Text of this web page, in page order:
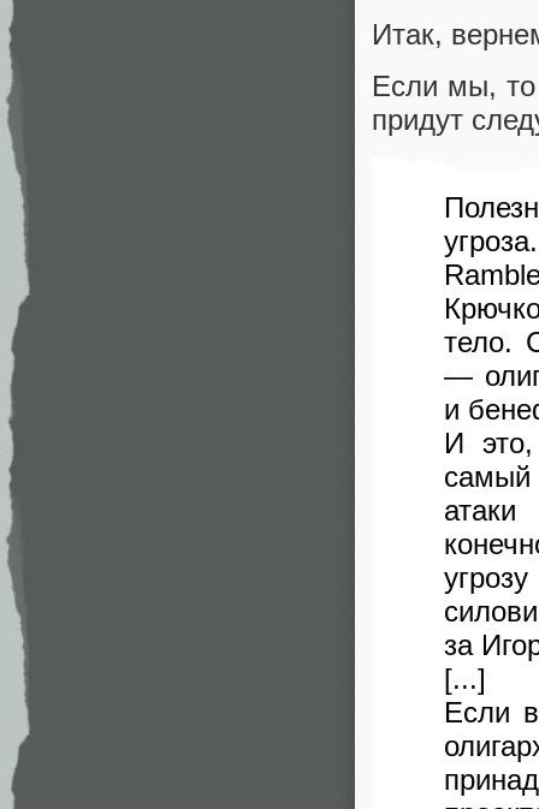
Итак,
Если мы, то
придут
тело.
—
и
И
самый
за
[...]
Если